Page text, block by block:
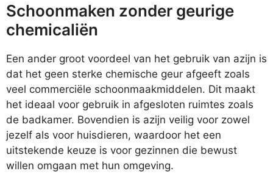
Schoonmaken zonder geurige
chemicaliën
Een ander groot voordeel van het gebruik van azijn is
dat het geen sterke chemische geur afgeeft zoals
veel commerciële schoonmaakmiddelen. Dit maakt
het ideaal voor gebruik in afgesloten ruimtes zoals
de badkamer. Bovendien is azijn veilig voor zowel
jezelf als voor huisdieren, waardoor het een
uitstekende keuze is voor gezinnen die bewust
willen omgaan met hun omgeving.